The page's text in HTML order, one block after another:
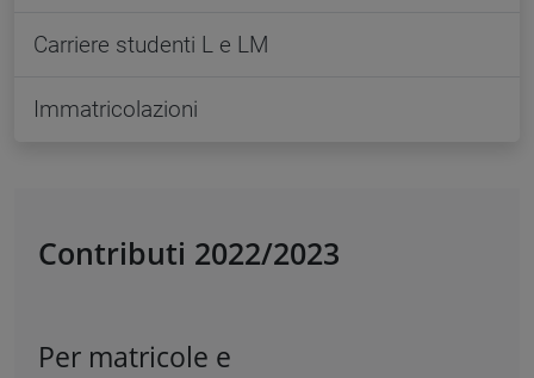
Carriere studenti L e LM
Immatricolazioni
Contributi 2022/2023
Per matricole e